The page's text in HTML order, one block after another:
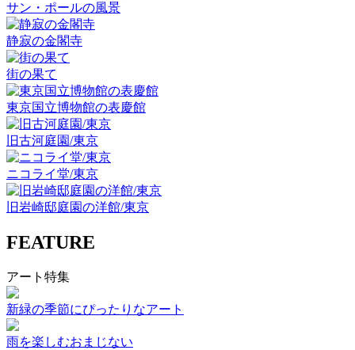
サン・ポールの風景
静寂の金閣寺
街の果て
東京国立博物館の表慶館
旧古河庭園/東京
ニコライ堂/東京
旧岩崎邸庭園の洋館/東京
FEATURE
アート特集
新緑の季節にぴったりなアート
雨を楽しむおまじない